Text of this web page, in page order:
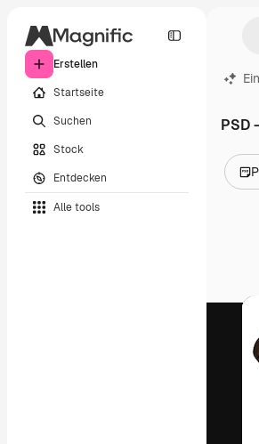
Erstellen
Startseite
Suchen
Stock
Entdecken
Alle tools
PSD
Videos
Icons
3D-